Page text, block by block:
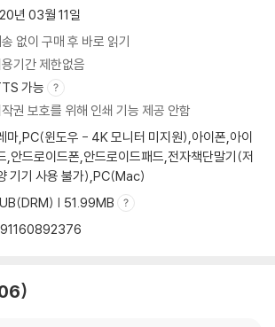
요했습니까?”
직장 상사였다
지은 문자
서
년 03월 11일
없이 구매 후 바로 읽기
기간 제한없음
가능
권 보호를 위해 인쇄 기능 제공 안함
마,PC(윈도우 - 4K 모니터 미지원),아이폰,아이
,안드로이드폰,안드로이드패드,전자책단말기(저
기기 사용 불가),PC(Mac)
| 51.99MB